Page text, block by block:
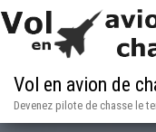
Vol en avion de
Devenez pilote de chasse le